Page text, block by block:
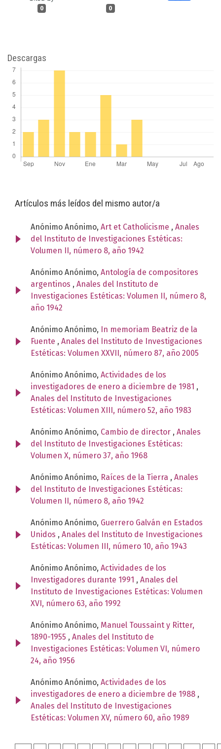
0 0
Descargas
Artículos más leídos del mismo autor/a
Anónimo Anónimo, Art et Catholicisme , Anales
del Instituto de Investigaciones Estéticas:
Volumen II, número 8, año 1942
Anónimo Anónimo, Antología de compositores
argentinos , Anales del Instituto de
Investigaciones Estéticas: Volumen II, número 8,
año 1942
Anónimo Anónimo, In memoriam Beatriz de la
Fuente , Anales del Instituto de Investigaciones
Estéticas: Volumen XXVII, número 87, año 2005
Anónimo Anónimo, Actividades de los
investigadores de enero a diciembre de 1981 ,
Anales del Instituto de Investigaciones
Estéticas: Volumen XIII, número 52, año 1983
Anónimo Anónimo, Cambio de director , Anales
del Instituto de Investigaciones Estéticas:
Volumen X, número 37, año 1968
Anónimo Anónimo, Raíces de la Tierra , Anales
del Instituto de Investigaciones Estéticas:
Volumen II, número 8, año 1942
Anónimo Anónimo, Guerrero Galván en Estados
Unidos , Anales del Instituto de Investigaciones
Estéticas: Volumen III, número 10, año 1943
Anónimo Anónimo, Actividades de los
Investigadores durante 1991 , Anales del
Instituto de Investigaciones Estéticas: Volumen
XVI, número 63, año 1992
Anónimo Anónimo, Manuel Toussaint y Ritter,
1890-1955 , Anales del Instituto de
Investigaciones Estéticas: Volumen VI, número
24, año 1956
Anónimo Anónimo, Actividades de los
investigadores de enero a diciembre de 1988 ,
Anales del Instituto de Investigaciones
Estéticas: Volumen XV, número 60, año 1989